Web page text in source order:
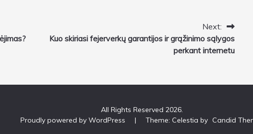
Next:
Kuo skiriasi fejerverkų garantijos ir grąžinimo sąlygos
perkant internetu
All Rights Reserved 2026.
Proudly powered by WordPress
| Theme: Celestia by Candid